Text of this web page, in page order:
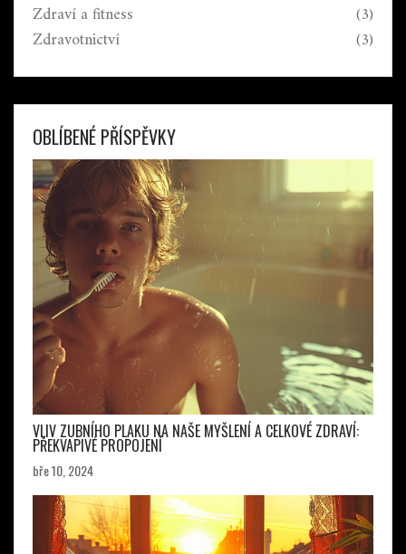
Zdraví a fitness (3)
Zdravotnictví (3)
OBLÍBENÉ PŘÍSPĚVKY
VLIV ZUBNÍHO PLAKU NA NAŠE MYŠLENÍ A CELKOVÉ ZDRAVÍ:
PŘEKVAPIVÉ PROPOJENÍ
bře 10, 2024